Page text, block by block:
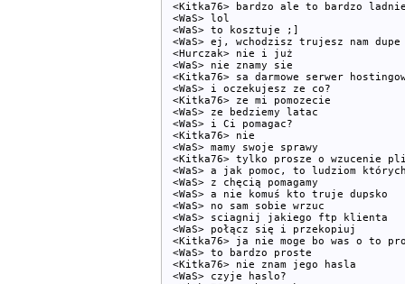
<Kitka76> bardzo ale to bardzo
<WaS> lol
<WaS> to kosztuje ;]
<WaS> ej, wchodzisz trujesz nam dupe
<Hurczak> nie i już
<WaS> nie znamy sie
<Kitka76> sa darmowe serwer
<WaS> i oczekujesz ze co?
<Kitka76> ze mi pomozecie
<WaS> ze bedziemy latac
<WaS> i Ci pomagac?
<Kitka76> nie
<WaS> mamy swoje sprawy
<Kitka76> tylko prosze o wzucenie
<WaS> a jak pomoc, to ludziom
<WaS> z chęcią pomagamy
<WaS> a nie komuś kto truje dupsko
<WaS> no sam sobie wrzuc
<WaS> sciagnij jakiego ftp klienta
<WaS> połącz się i przekopiuj
<Kitka76> ja nie moge bo was o to
<WaS> to bardzo proste
<Kitka76> nie znam jego hasla
<WaS> czyje haslo?